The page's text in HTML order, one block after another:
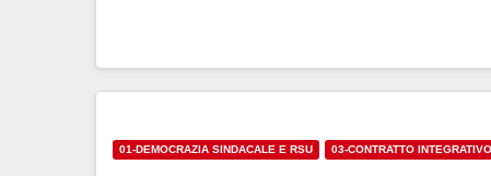
01-DEMOCRAZIA SINDACALE E RSU 03-CONTRATTO